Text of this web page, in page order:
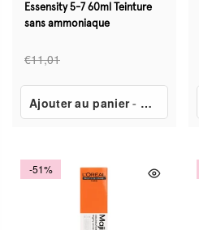
Essensity 5-7 60ml Teinture
sans ammoniaque
€11,01
Ajouter au panier- €3,24
-51%